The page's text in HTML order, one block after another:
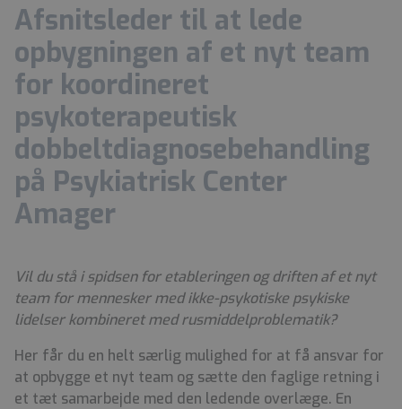
Afsnitsleder til at lede
opbygningen af et nyt team
for koordineret
psykoterapeutisk
dobbeltdiagnosebehandling
på Psykiatrisk Center
Amager
Vil du stå i spidsen for etableringen og driften af et nyt
team for mennesker med ikke-psykotiske psykiske
lidelser kombineret med rusmiddelproblematik?
Her får du en helt særlig mulighed for at få ansvar for
at opbygge et nyt team og sætte den faglige retning i
et tæt samarbejde med den ledende overlæge. En